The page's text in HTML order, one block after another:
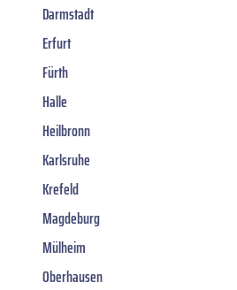
Darmstadt
Erfurt
Fürth
Halle
Heilbronn
Karlsruhe
Krefeld
Magdeburg
Mülheim
Oberhausen